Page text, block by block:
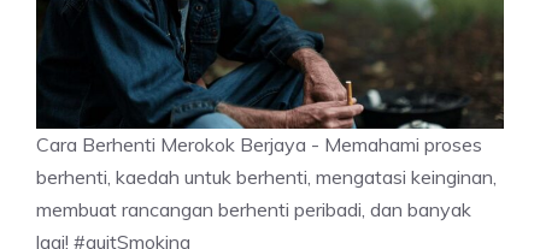
Cara Berhenti Merokok Berjaya - Memahami proses
berhenti, kaedah untuk berhenti, mengatasi keinginan,
membuat rancangan berhenti peribadi, dan banyak
lagi! #quitSmoking